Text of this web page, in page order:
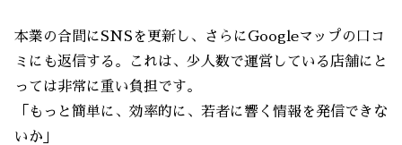
本業の合間にSNSを更新し、さらにGoogleマップの口コ
ミにも返信する。これは、少人数で運営している店舗にと
っては非常に重い負担です。
「もっと簡単に、効率的に、若者に響く情報を発信できな
いか」